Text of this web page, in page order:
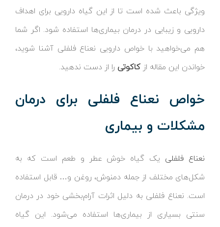
ویژگی باعث شده است تا از این گیاه دارویی برای اهداف
دارویی و زیبایی در درمان بیماری‌ها استفاده شود. اگر شما
هم می‌خواهید با خواص دارویی نعناع فلفلی آشنا شوید،
خواندن این مقاله از کاکوتی را از دست ندهید.
خواص نعناع فلفلی برای درمان
مشکلات و بیماری
نعناع فلفلی یک گیاه خوش عطر و طعم است که به
شکل‌های مختلف از جمله دمنوش، روغن و… قابل استفاده
است. نعناع فلفلی به دلیل اثرات آرام‌بخشی خود در درمان
سنتی بسیاری از بیماری‌ها استفاده می‌شود. این گیاه